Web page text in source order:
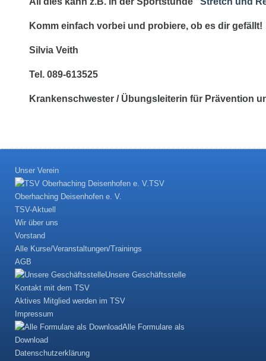
Komm einfach vorbei und probiere, ob es dir gefällt!
Silvia Veith
Tel. 089-613525
Krankenschwester / Übungsleiterin für Prävention
Unser Verein
TSV
Oberhaching Deisenhofen e. V.
TSV-Aktuell
Wir über uns
Vorstand
Alle Kurse/Veranstaltungen/Trainings
AGB
Unsere Geschäftsstelle
Kontakt mit dem TSV
Aktives Mitglied werden im TSV
Impressum
Alle Formulare als
Download
Datenschutzerklärung